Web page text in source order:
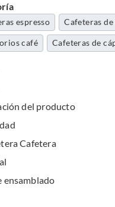
espresso Cafeteras
café Cafeteras de
del producto
Cafetera
ensamblado